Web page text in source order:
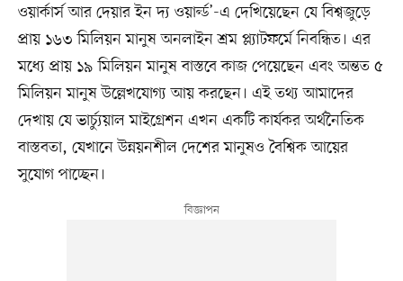
ওয়ার্কার্স আর দেয়ার ইন দ্য ওয়ার্ল্ড’-এ দেখিয়েছেন যে বিশ্বজুড়ে
প্রায় ১৬৩ মিলিয়ন মানুষ অনলাইন শ্রম প্ল্যাটফর্মে নিবন্ধিত। এর
মধ্যে প্রায় ১৯ মিলিয়ন মানুষ বাস্তবে কাজ পেয়েছেন এবং অন্তত ৫
মিলিয়ন মানুষ উল্লেখযোগ্য আয় করছেন। এই তথ্য আমাদের
দেখায় যে ভার্চ্যুয়াল মাইগ্রেশন এখন একটি কার্যকর অর্থনৈতিক
বাস্তবতা, যেখানে উন্নয়নশীল দেশের মানুষও বৈশ্বিক আয়ের
সুযোগ পাচ্ছেন।